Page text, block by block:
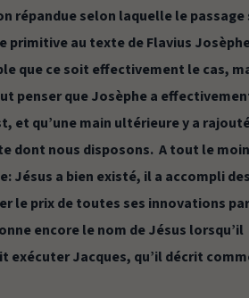
répandue selon laquelle le passage
primitive au texte de Flavius
que ce soit effectivement le cas,
penser que Josèphe a
et qu’une main ultérieure y a
dont nous disposons. A tout le
Jésus a bien existé, il a accompli
le prix de toutes ses innovations
encore le nom de Jésus lorsqu’il
exécuter Jacques, qu’il décrit